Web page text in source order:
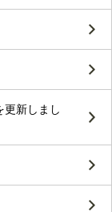
更新しまし